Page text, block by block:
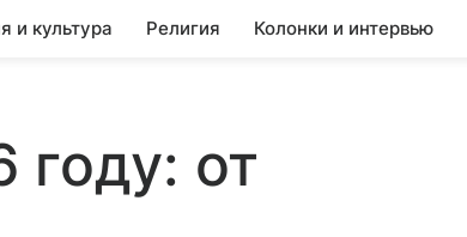
и культура Религия Колонки и интервью
году: от